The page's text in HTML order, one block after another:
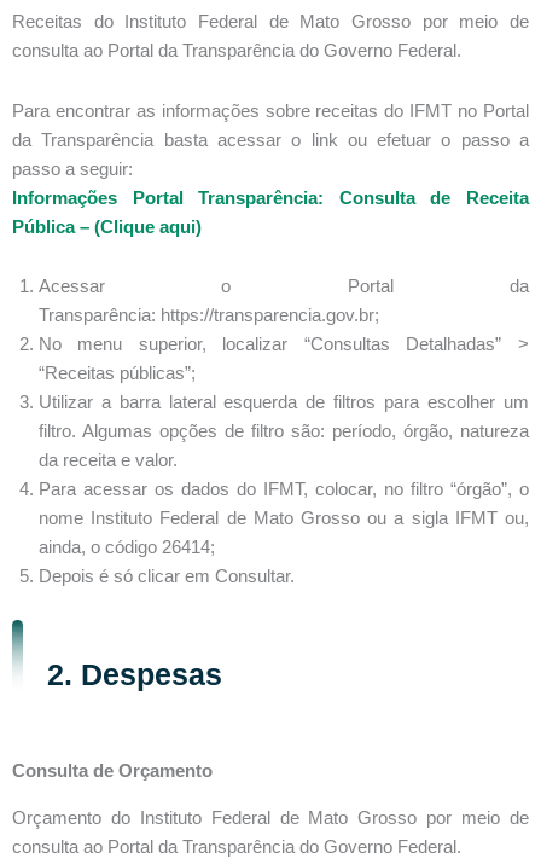
Receitas do Instituto Federal de Mato Grosso por meio de
consulta ao Portal da Transparência do Governo Federal.
Para encontrar as informações sobre receitas do IFMT no Portal
da Transparência basta acessar o link ou efetuar o passo a
passo a seguir:
Informações Portal Transparência: Consulta de Receita
Pública – (Clique aqui)
Acessar o Portal da
Transparência: https://transparencia.gov.br;
No menu superior, localizar “Consultas Detalhadas” >
“Receitas públicas”;
Utilizar a barra lateral esquerda de filtros para escolher um
filtro. Algumas opções de filtro são: período, órgão, natureza
da receita e valor.
Para acessar os dados do IFMT, colocar, no filtro “órgão”, o
nome Instituto Federal de Mato Grosso ou a sigla IFMT ou,
ainda, o código 26414;
Depois é só clicar em Consultar.
2. Despesas
Consulta de Orçamento
Orçamento do Instituto Federal de Mato Grosso por meio de
consulta ao Portal da Transparência do Governo Federal.